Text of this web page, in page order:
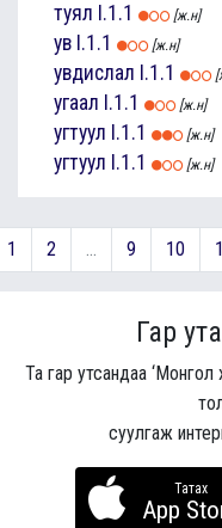
туял I.1.1 [ж.н]
ув I.1.1 [ж.н]
увдислал I.1.1
угаал I.1.1 [ж.н]
угтуул I.1.1 [ж.н]
угтуул I.1.1 [ж.н]
1 2 ... 9 10
Гар
Та гар утсандаа
суулгаж
Татах
App